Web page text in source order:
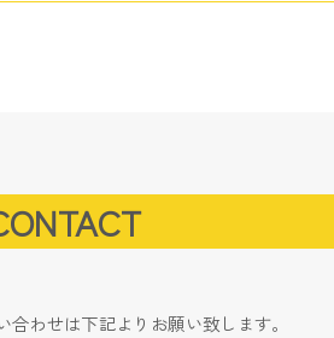
わせは下記よりお願い致します。